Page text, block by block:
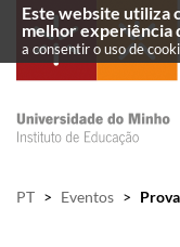
PT > Eventos >
Este website utiliza
melhor experiência
a consentir o uso de